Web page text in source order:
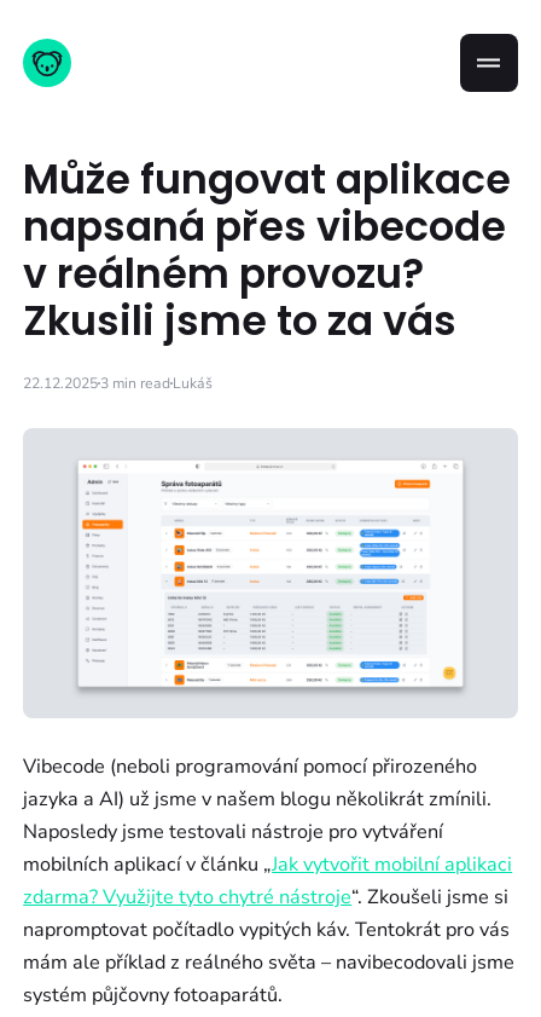
Může fungovat aplikace
napsaná přes vibecode
v reálném provozu?
Zkusili jsme to za vás
22.12.20253 min readLukáš
Vibecode (neboli programování pomocí přirozeného
jazyka a AI) už jsme v našem blogu několikrát zmínili.
Naposledy jsme testovali nástroje pro vytváření
mobilních aplikací v článku „Jak vytvořit mobilní aplikaci
zdarma? Využijte tyto chytré nástroje“. Zkoušeli jsme si
napromptovat počítadlo vypitých káv. Tentokrát pro vás
mám ale příklad z reálného světa – navibecodovali jsme
systém půjčovny fotoaparátů.